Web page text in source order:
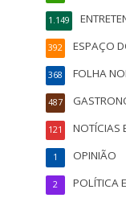
1.149
ESPAÇO
392
FOLHA
368
487
NOTÍCIAS
121
OPINIÃO
1
POLÍTICA
2